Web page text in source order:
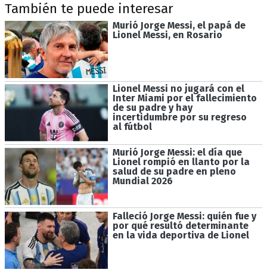
También te puede interesar
Murió Jorge Messi, el papá de
Lionel Messi, en Rosario
Lionel Messi no jugará con el
Inter Miami por el fallecimiento
de su padre y hay
incertidumbre por su regreso
al fútbol
Murió Jorge Messi: el día que
Lionel rompió en llanto por la
salud de su padre en pleno
Mundial 2026
Falleció Jorge Messi: quién fue y
por qué resultó determinante
en la vida deportiva de Lionel